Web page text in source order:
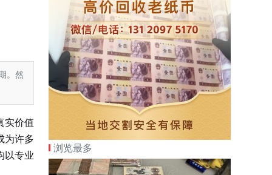
。然
实价值
为许多
以专业
浏览最多